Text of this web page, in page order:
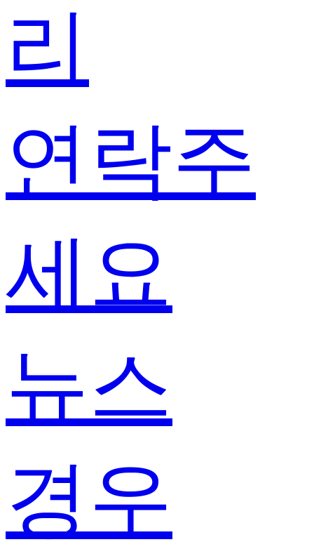
리
연락주
세요
뉴스
경우